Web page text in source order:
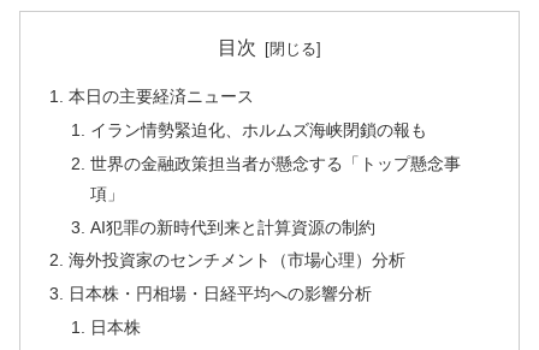
目次
本日の主要経済ニュース
イラン情勢緊迫化、ホルムズ海峡閉鎖の報も
世界の金融政策担当者が懸念する「トップ懸念事
項」
AI犯罪の新時代到来と計算資源の制約
海外投資家のセンチメント（市場心理）分析
日本株・円相場・日経平均への影響分析
日本株